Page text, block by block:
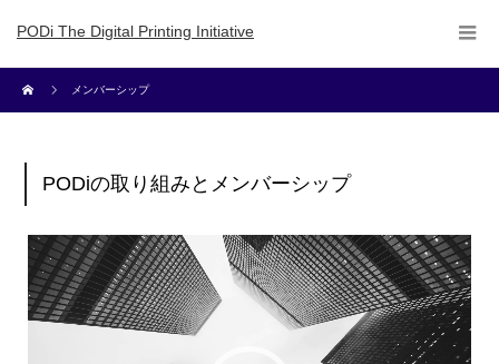
PODi The Digital Printing Initiative
メンバーシップ
PODiの取り組みとメンバーシップ
動
プ
レ
ー